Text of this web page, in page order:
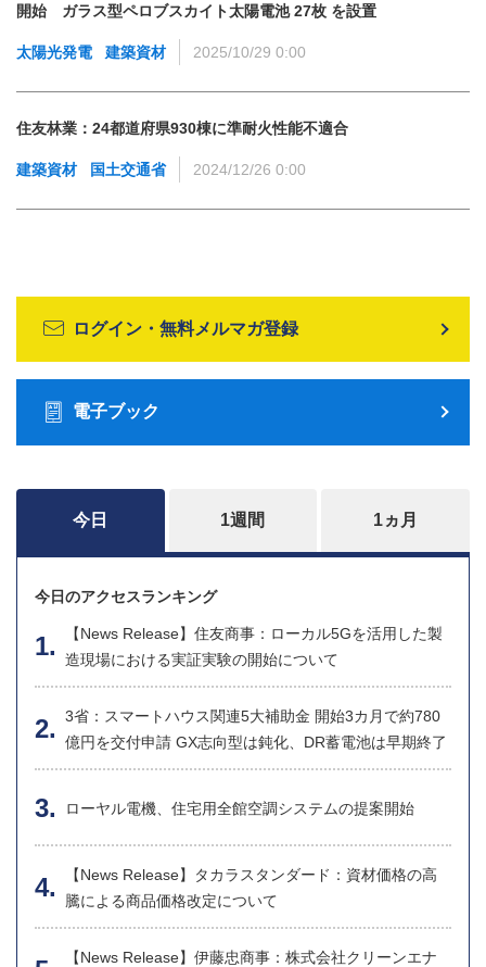
開始 ガラス型ペロブスカイト太陽電池 27枚 を設置
太陽光発電 建築資材 2025/10/29 0:00
住友林業：24都道府県930棟に準耐火性能不適合
建築資材 国土交通省 2024/12/26 0:00
ログイン・無料メルマガ登録
電子ブック
今日 1週間 1ヵ月
今日のアクセスランキング
【News Release】住友商事：ローカル5Gを活用した製
造現場における実証実験の開始について
3省：スマートハウス関連5大補助金 開始3カ月で約780
億円を交付申請 GX志向型は鈍化、DR蓄電池は早期終了
ローヤル電機、住宅用全館空調システムの提案開始
【News Release】タカラスタンダード：資材価格の高
騰による商品価格改定について
【News Release】伊藤忠商事：株式会社クリーンエナ